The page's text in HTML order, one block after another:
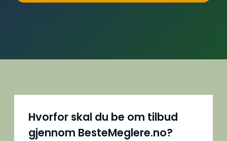
Hvorfor skal du be om tilbud
gjennom BesteMeglere.no?